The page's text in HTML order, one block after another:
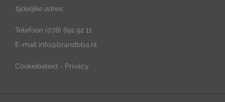
tijdelijke adres.
Telefoon (078) 691 92 11
E-mail info@brandbba.nl
Cookiebeleid - Privacy